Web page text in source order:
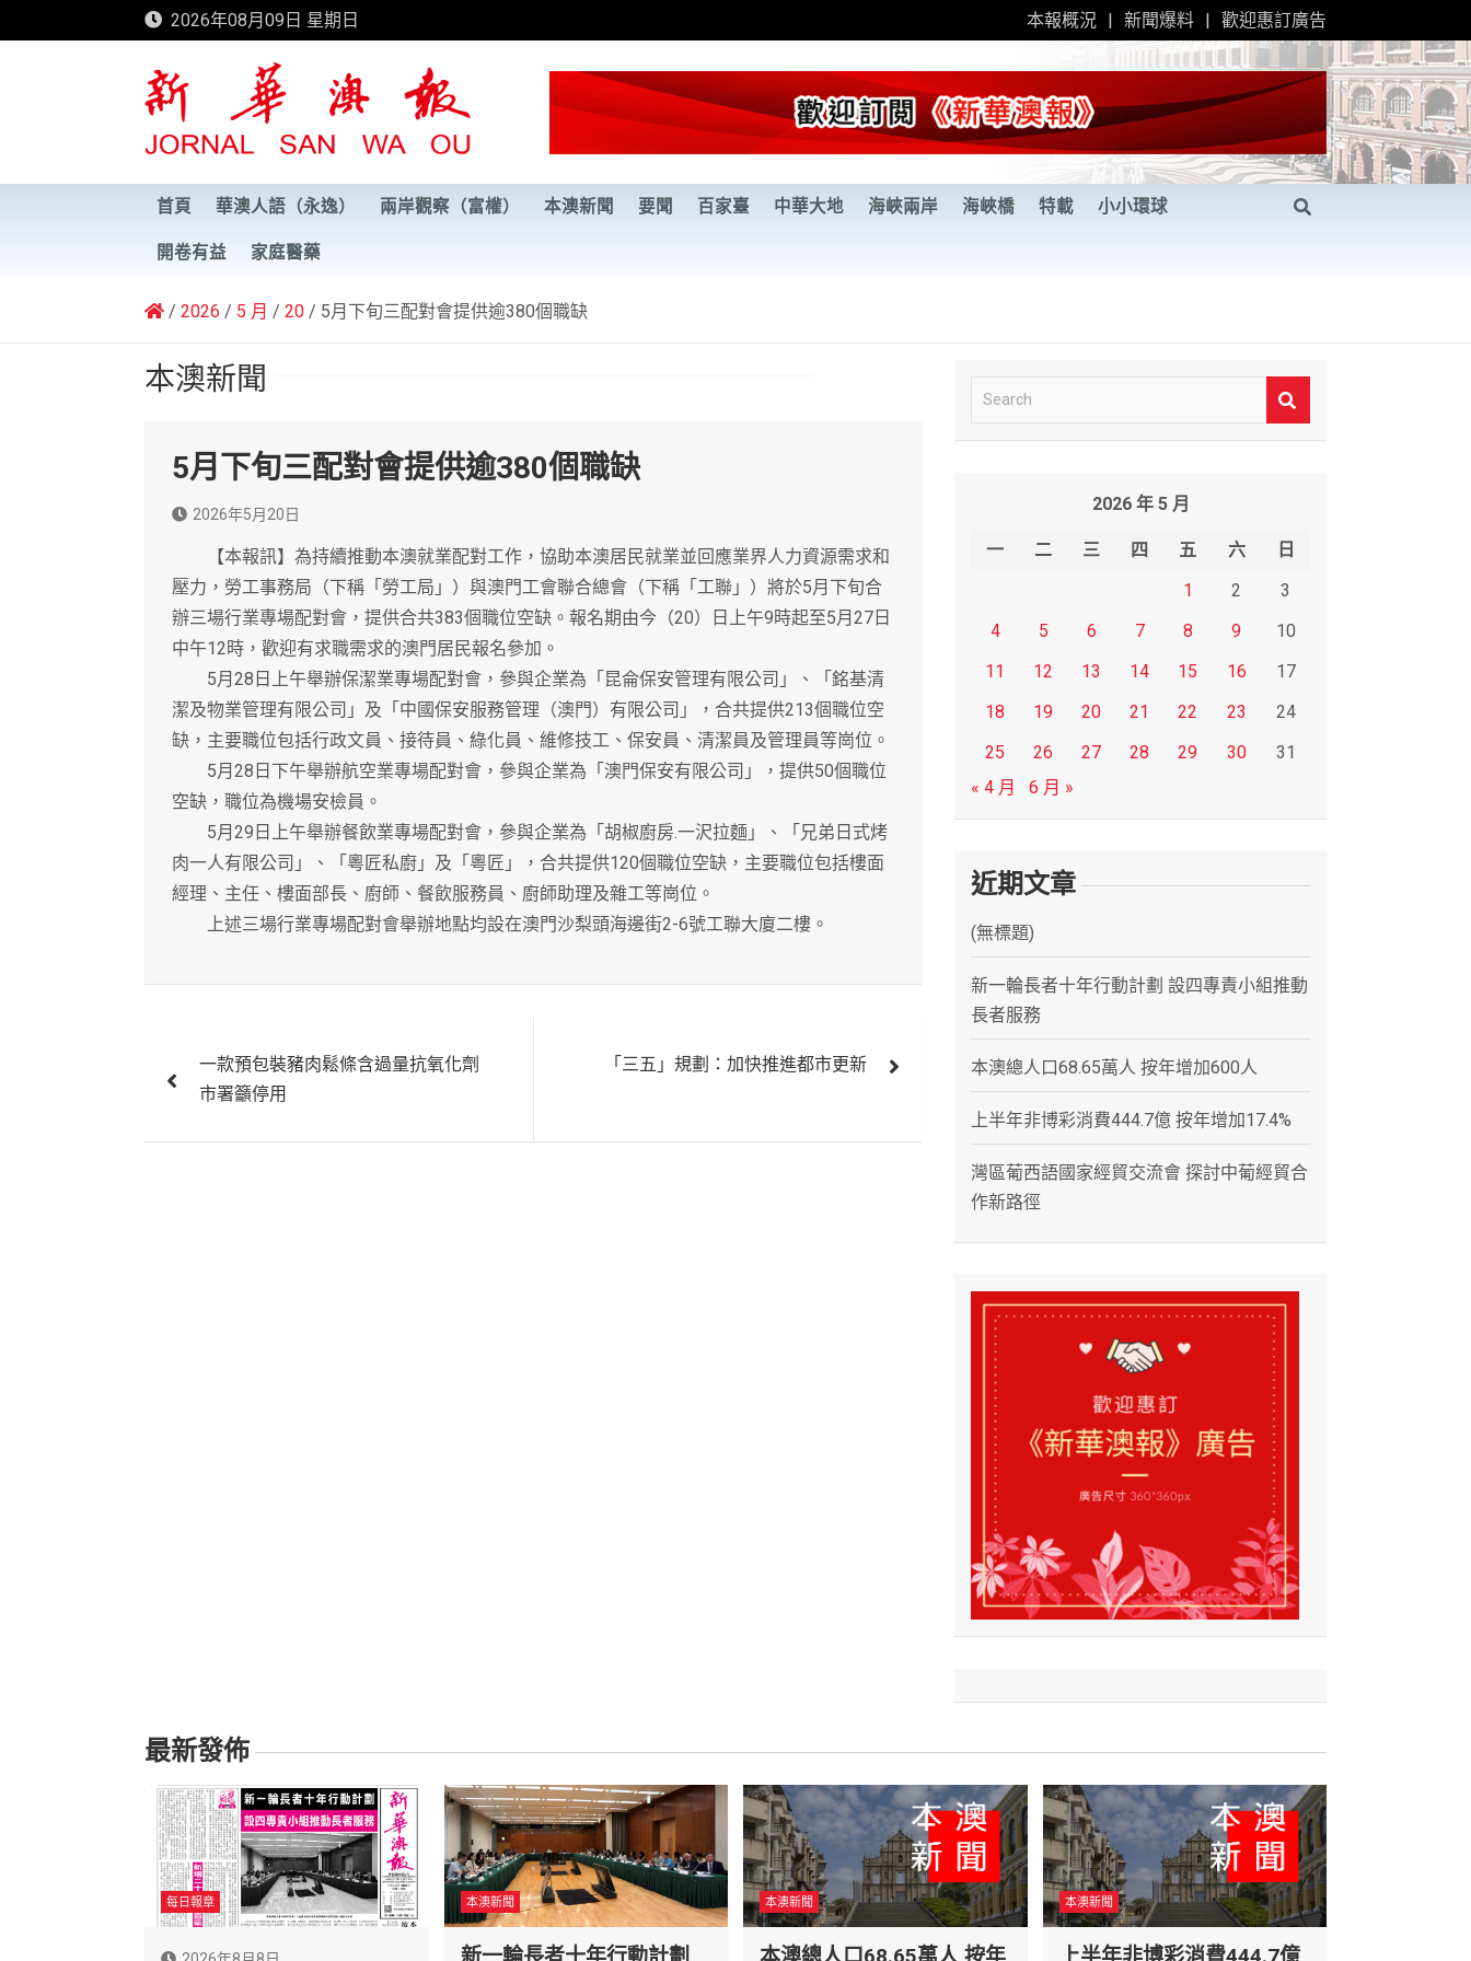
to
2026年08月09日 星期日 本報概況 新聞爆料 歡迎惠訂廣告
新華澳報
首頁 華澳人語（永逸） 兩岸觀察（富權） 本澳新聞 要聞 百家臺 中華大地 海峽兩岸 海峽橋 特載 小小環球
開卷有益 家庭醫藥
2026 5 月 20 5月下旬三配對會提供逾380個職缺
本澳新聞
5月下旬三配對會提供逾380個職缺
2026年5月20日
【本報訊】為持續推動本澳就業配對工作，協助本澳居民就業並回應業界人力資源需求和
壓力，勞工事務局（下稱「勞工局」）與澳門工會聯合總會（下稱「工聯」）將於5月下旬合
辦三場行業專場配對會，提供合共383個職位空缺。報名期由今（20）日上午9時起至5月27日
中午12時，歡迎有求職需求的澳門居民報名參加。
5月28日上午舉辦保潔業專場配對會，參與企業為「昆侖保安管理有限公司」、「銘基清
潔及物業管理有限公司」及「中國保安服務管理（澳門）有限公司」，合共提供213個職位空
缺，主要職位包括行政文員、接待員、綠化員、維修技工、保安員、清潔員及管理員等崗位。
5月28日下午舉辦航空業專場配對會，參與企業為「澳門保安有限公司」，提供50個職位
空缺，職位為機場安檢員。
5月29日上午舉辦餐飲業專場配對會，參與企業為「胡椒廚房.一沢拉麵」、「兄弟日式烤
肉一人有限公司」、「粵匠私廚」及「粵匠」，合共提供120個職位空缺，主要職位包括樓面
經理、主任、樓面部長、廚師、餐飲服務員、廚師助理及雜工等崗位。
上述三場行業專場配對會舉辦地點均設在澳門沙梨頭海邊街2-6號工聯大廈二樓。
章
一款預包裝豬肉鬆條含過量抗氧化劑
市署籲停用
「三五」規劃：加快推進都市更新
e
2026 年 5 月
一 二 三 四 五 六
日
1
2
3
4
5 6 7 8 9
10
11
12 13 14 15 16
17
18
19 20 21 22 23
24
25
26 27 28 29 30
31
« 4 月
6 月 »
近期文章
(無標題)
新一輪長者十年行動計劃 設四專責小組推動
長者服務
本澳總人口68.65萬人 按年增加600人
上半年非博彩消費444.7億 按年增加17.4%
灣區葡西語國家經貿交流會 探討中葡經貿合
作新路徑
最新發佈
每日報章 本澳新聞 本澳新聞 本澳新聞